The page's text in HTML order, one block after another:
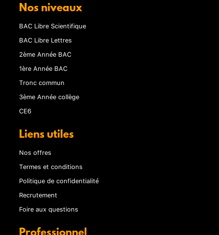
Nos niveaux
BAC Libre Scientifique
BAC Libre Lettres
2ème Année BAC
1ère Année BAC
Tronc commun
3ème Année collège
CE6
Liens utiles
Nos offres
Termes et conditions
Politique de confidentialité
Recrutement
Foire aux questions